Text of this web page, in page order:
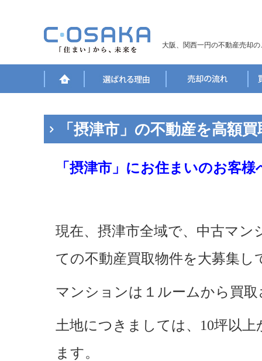
大阪、関西一円の不動産売却
「摂津市」の不動産を高額
「摂津市」にお住まいのお客様
現在、摂津市全域で、中古マン
ての不動産買取物件を大募集し
マンションは１ルームから買
土地につきましては、10坪以
ます。